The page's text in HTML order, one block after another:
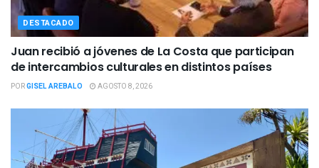
DESTACADO
Juan recibió a jóvenes de La Costa que participan
de intercambios culturales en distintos países
PORGISEL AREBALO AGOSTO 8, 2026